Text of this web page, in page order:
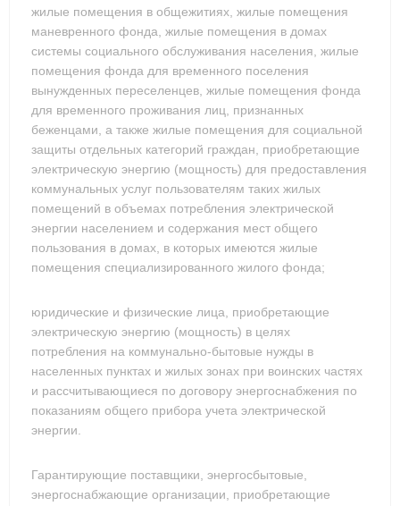
жилые помещения в общежитиях, жилые помещения
маневренного фонда, жилые помещения в домах
системы социального обслуживания населения, жилые
помещения фонда для временного поселения
вынужденных переселенцев, жилые помещения фонда
для временного проживания лиц, признанных
беженцами, а также жилые помещения для социальной
защиты отдельных категорий граждан, приобретающие
электрическую энергию (мощность) для предоставления
коммунальных услуг пользователям таких жилых
помещений в объемах потребления электрической
энергии населением и содержания мест общего
пользования в домах, в которых имеются жилые
помещения специализированного жилого фонда;
юридические и физические лица, приобретающие
электрическую энергию (мощность) в целях
потребления на коммунально-бытовые нужды в
населенных пунктах и жилых зонах при воинских частях
и рассчитывающиеся по договору энергоснабжения по
показаниям общего прибора учета электрической
энергии.
Гарантирующие поставщики, энергосбытовые,
энергоснабжающие организации, приобретающие